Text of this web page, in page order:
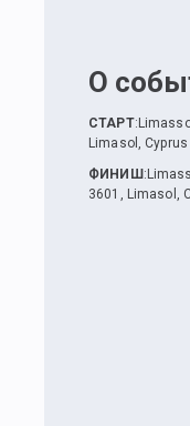
О
СТАРТ:
Limasol, Cyprus
ФИНИШ :
3601, Limasol,